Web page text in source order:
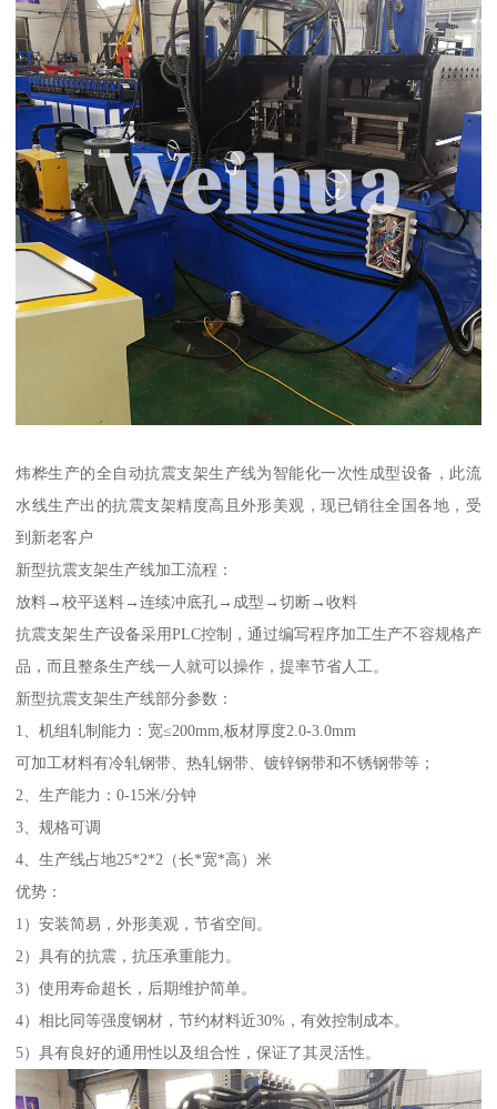
炜桦生产的全自动抗震支架生产线为智能化一次性成型设备，此流
水线生产出的抗震支架精度高且外形美观，现已销往全国各地，受
到新老客户
新型抗震支架生产线加工流程：
放料→校平送料→连续冲底孔→成型→切断→收料
抗震支架生产设备采用PLC控制，通过编写程序加工生产不容规格产
品，而且整条生产线一人就可以操作，提率节省人工。
新型抗震支架生产线部分参数：
1、机组轧制能力：宽≤200mm,板材厚度2.0-3.0mm
可加工材料有冷轧钢带、热轧钢带、镀锌钢带和不锈钢带等；
2、生产能力：0-15米/分钟
3、规格可调
4、生产线占地25*2*2（长*宽*高）米
优势：
1）安装简易，外形美观，节省空间。
2）具有的抗震，抗压承重能力。
3）使用寿命超长，后期维护简单。
4）相比同等强度钢材，节约材料近30%，有效控制成本。
5）具有良好的通用性以及组合性，保证了其灵活性。